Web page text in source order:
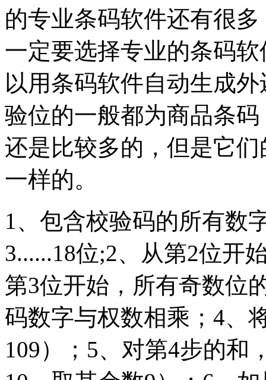
的专业条码软件还有很
一定要选择专业的条码
以用条码软件自动生成
验位的一般都为商品条
还是比较多的，但是它
一样的。
1、包含校验码的所有数
3......18位;2、从第2位开
第3位开始，所有奇数位
码数字与权数相乘；4、
109）；5、对第4步的和